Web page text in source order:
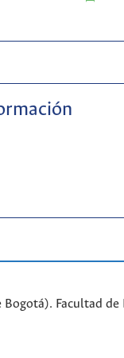
Facultad de